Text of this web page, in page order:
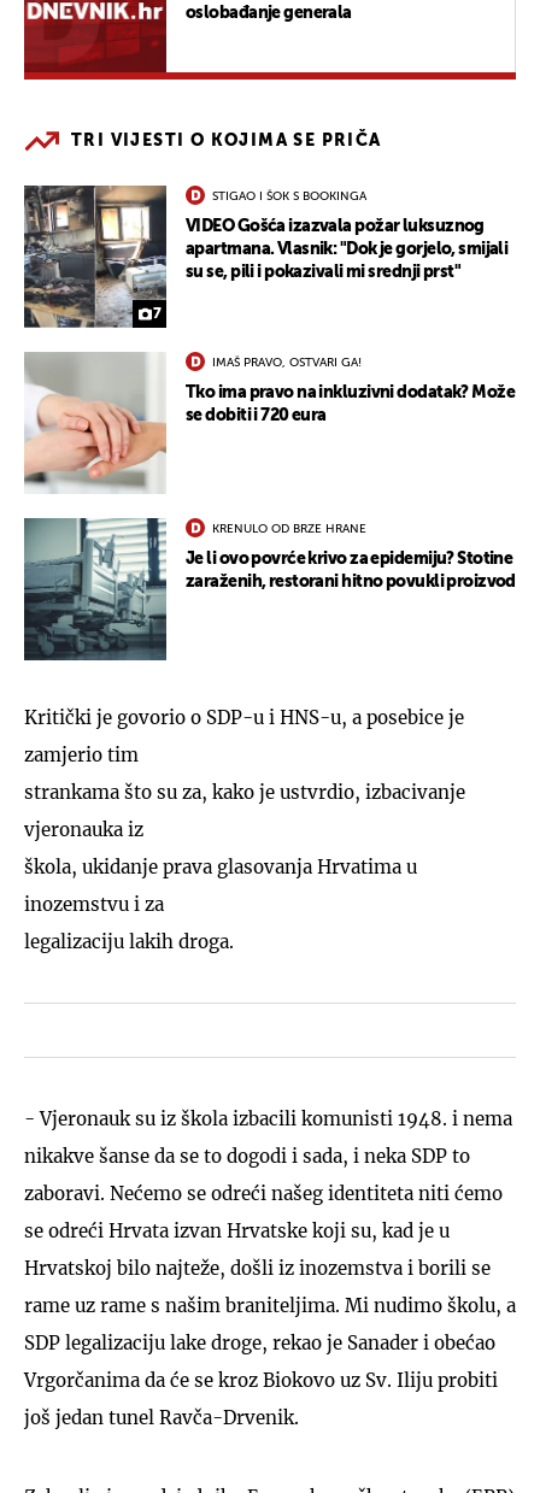
oslobađanje generala
TRI VIJESTI O KOJIMA SE PRIČA
7
STIGAO I ŠOK S BOOKINGA
VIDEO Gošća izazvala požar luksuznog
apartmana. Vlasnik: "Dok je gorjelo, smijali
su se, pili i pokazivali mi srednji prst"
IMAŠ PRAVO, OSTVARI GA!
Tko ima pravo na inkluzivni dodatak? Može
se dobiti i 720 eura
KRENULO OD BRZE HRANE
Je li ovo povrće krivo za epidemiju? Stotine
zaraženih, restorani hitno povukli proizvod
Kritički je govorio o SDP-u i HNS-u, a posebice je
zamjerio tim
strankama što su za, kako je ustvrdio, izbacivanje
vjeronauka iz
škola, ukidanje prava glasovanja Hrvatima u
inozemstvu i za
legalizaciju lakih droga.
- Vjeronauk su iz škola izbacili komunisti 1948. i nema
nikakve šanse da se to dogodi i sada, i neka SDP to
zaboravi. Nećemo se odreći našeg identiteta niti ćemo
se odreći Hrvata izvan Hrvatske koji su, kad je u
Hrvatskoj bilo najteže, došli iz inozemstva i borili se
rame uz rame s našim braniteljima. Mi nudimo školu, a
SDP legalizaciju lake droge, rekao je Sanader i obećao
Vrgorčanima da će se kroz Biokovo uz Sv. Iliju probiti
još jedan tunel Ravča-Drvenik.